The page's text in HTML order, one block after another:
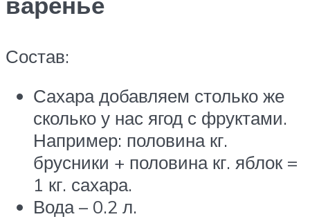
Состав:
Сахара добавляем столько же
сколько у нас ягод с фруктами.
Например: половина кг.
брусники + половина кг. яблок =
1 кг. сахара.
Вода – 0.2 л.